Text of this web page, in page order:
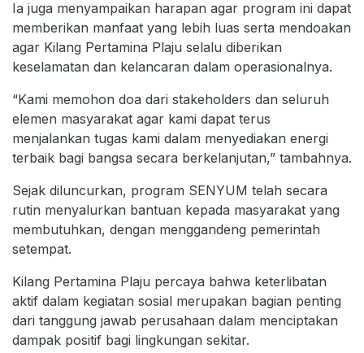
Ia juga menyampaikan harapan agar program ini dapat
memberikan manfaat yang lebih luas serta mendoakan
agar Kilang Pertamina Plaju selalu diberikan
keselamatan dan kelancaran dalam operasionalnya.
“Kami memohon doa dari stakeholders dan seluruh
elemen masyarakat agar kami dapat terus
menjalankan tugas kami dalam menyediakan energi
terbaik bagi bangsa secara berkelanjutan,” tambahnya.
Sejak diluncurkan, program SENYUM telah secara
rutin menyalurkan bantuan kepada masyarakat yang
membutuhkan, dengan menggandeng pemerintah
setempat.
Kilang Pertamina Plaju percaya bahwa keterlibatan
aktif dalam kegiatan sosial merupakan bagian penting
dari tanggung jawab perusahaan dalam menciptakan
dampak positif bagi lingkungan sekitar.